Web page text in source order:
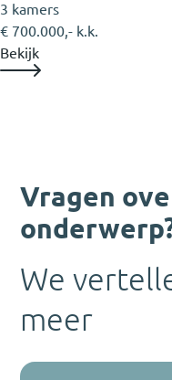
3 kamers
€ 700.000,- k.k.
Bekijk
Vragen
We
meer